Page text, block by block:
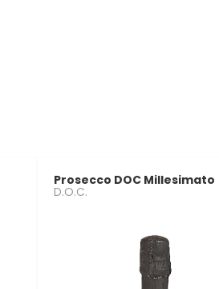
Prosecco DOC Millesimato
D.O.C.